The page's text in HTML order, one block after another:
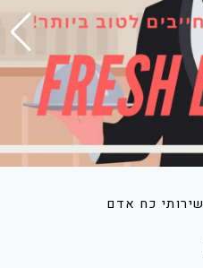
שירותי כח אדם